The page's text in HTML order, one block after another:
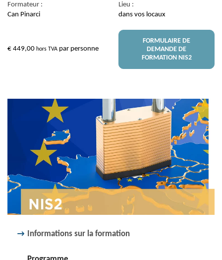
Formateur :
Can Pinarci
Lieu :
dans vos locaux
€ 449,00 hors TVA par personne
FORMULAIRE DE
DEMANDE DE
FORMATION NIS2
Informations sur la formation